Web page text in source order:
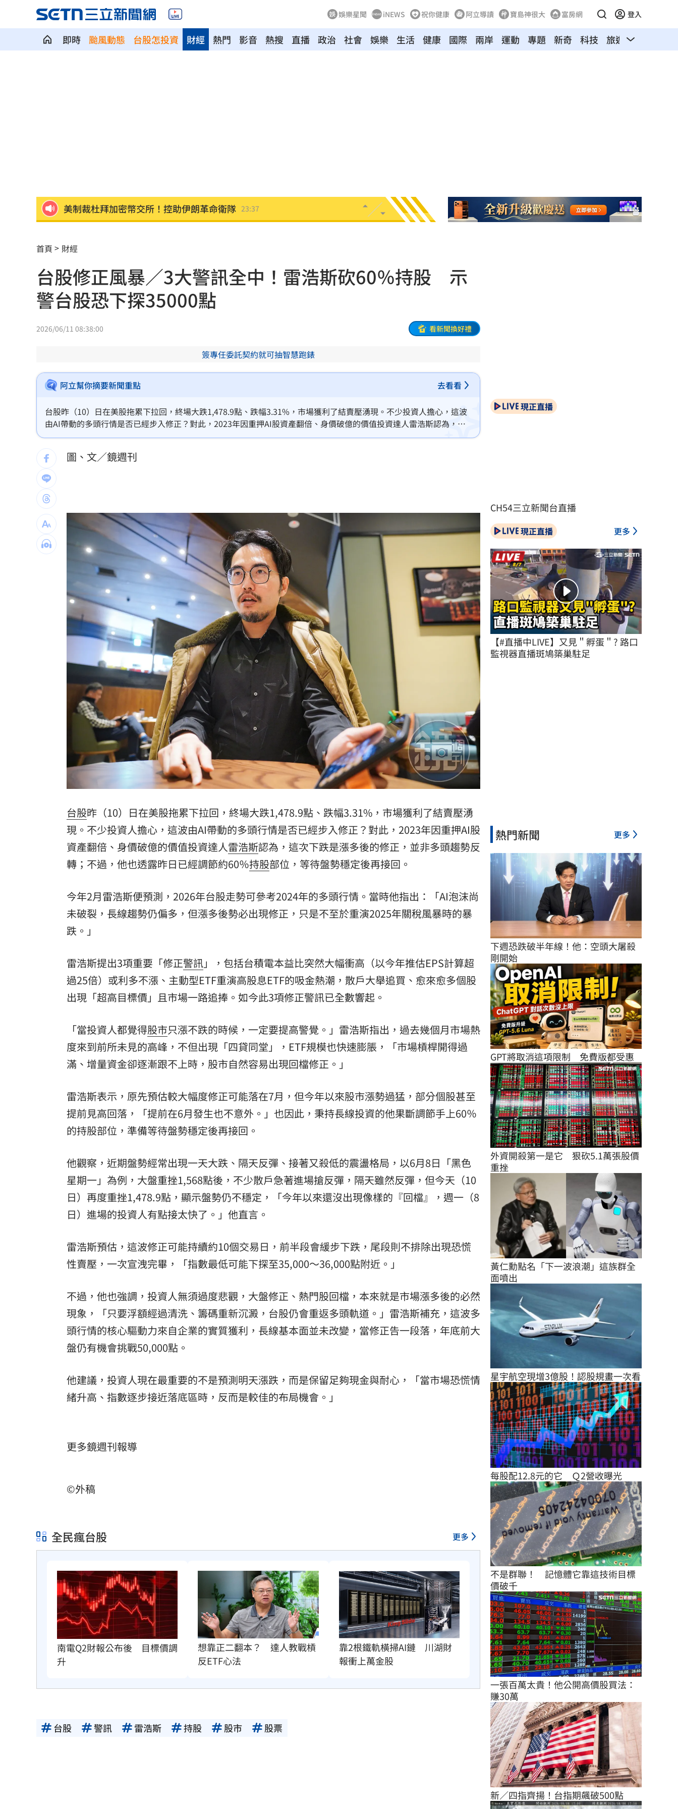
娛樂星聞 iNEWS 祝你健康 阿立導讀 寶島神很大 富房網 登入
即時 颱風動態 台股怎投資 熱門 影音 熱搜 直播 政治 社會 娛樂 生活 健康 國際 兩岸 運動
財經 專題 新奇 科技 旅遊 汽車
美制裁杜拜加密幣交所！控助伊朗革命衛隊 23:37
梅西父親病逝享壽68歲 一路陪伴兒闖足壇
5登山客2025年雪崩失蹤 尼泊爾尋獲遺體 23:29
喝錯傷身！營養師整理喝咖啡「7大守則」
美：東南亞詐騙園區多由中國背景組織主導
拆監獄家書見「叫別人老婆」人妻氣炸
ETF存到2千萬退休！他因1封信重回職場 23:21
社宅包租爆糾紛 房客控業者硬闖屋內趕人
馬斯克蓋地球最大晶圓廠 專家揭3大隱憂 23:09
泰國校園槍擊案增至9死 12歲女童不治 23:07
蔣市政一團糟？活動背板誤植HappiMess
獨／田路路突改口找楊光友 許常德爆內幕
亨特認特權 哽咽談父拜登癌症轉移到骨頭 22:38
台灣彩券開獎直播中 20:31
LIVE三立+24小時直播
三立iNEWS新聞台線上直播 18:00
台彩父親節推新刮刮樂千萬頭獎超「爸」氣 12:00
商場戰國來臨 台中「頂奢大道」逐漸成形 12:00
「拍片人的多重宇宙」職涯論壇9/12登場！ 10:30
8國球員齊聚高雄 Formosa 7s掀足球熱潮 10:00
理想混蛋號召粉絲跨海追星吃美食！
首頁 財經
台股修正風暴／3大警訊全中！雷浩斯砍60％持股 示
警台股恐下探35000點
2026/06/11 08:38:00 看新聞換好禮
簽專任委託契約就可抽智慧跑錶
阿立幫你摘要新聞重點 去看看
台股昨（10）日在美股拖累下拉回，終場大跌1,478.9點、跌幅3.31%，市場獲利了結賣壓湧現。不少投資人擔心，這波
由AI帶動的多頭行情是否已經步入修正？對此，2023年因重押AI股資產翻倍、身價破億的價值投資達人雷浩斯認為，這
次下跌是漲多後的修正，並非多頭趨勢反轉；不過，他也透露昨日已經調節約60％持股部位，等待盤勢穩定後再接回。
圖、文／鏡週刊
台股昨（10）日在美股拖累下拉回，終場大跌1,478.9點、跌幅3.31%，市場獲利了結賣壓湧
現。不少投資人擔心，這波由AI帶動的多頭行情是否已經步入修正？對此，2023年因重押AI股
資產翻倍、身價破億的價值投資達人雷浩斯認為，這次下跌是漲多後的修正，並非多頭趨勢反
轉；不過，他也透露昨日已經調節約60％持股部位，等待盤勢穩定後再接回。
今年2月雷浩斯便預測，2026年台股走勢可參考2024年的多頭行情。當時他指出：「AI泡沫尚
未破裂，長線趨勢仍偏多，但漲多後勢必出現修正，只是不至於重演2025年關稅風暴時的暴
跌。」
雷浩斯提出3項重要「修正警訊」，包括台積電本益比突然大幅衝高（以今年推估EPS計算超
過25倍）或利多不漲、主動型ETF重演高股息ETF的吸金熱潮，散戶大舉追買、愈來愈多個股
出現「超高目標價」且市場一路追捧。如今此3項修正警訊已全數響起。
「當投資人都覺得股市只漲不跌的時候，一定要提高警覺。」雷浩斯指出，過去幾個月市場熱
度來到前所未見的高峰，不但出現「四貸同堂」，ETF規模也快速膨脹，「市場槓桿開得過
滿、增量資金卻逐漸跟不上時，股市自然容易出現回檔修正。」
雷浩斯表示，原先預估較大幅度修正可能落在7月，但今年以來股市漲勢過猛，部分個股甚至
提前見高回落，「提前在6月發生也不意外。」也因此，秉持長線投資的他果斷調節手上60％
的持股部位，準備等待盤勢穩定後再接回。
他觀察，近期盤勢經常出現一天大跌、隔天反彈、接著又殺低的震盪格局，以6月8日「黑色
星期一」為例，大盤重挫1,568點後，不少散戶急著進場搶反彈，隔天雖然反彈，但今天（10
日）再度重挫1,478.9點，顯示盤勢仍不穩定，「今年以來還沒出現像樣的『回檔』，週一（8
日）進場的投資人有點接太快了。」他直言。
雷浩斯預估，這波修正可能持續約10個交易日，前半段會緩步下跌，尾段則不排除出現恐慌
性賣壓，一次宣洩完畢，「指數最低可能下探至35,000～36,000點附近。」
不過，他也強調，投資人無須過度悲觀，大盤修正、熱門股回檔，本來就是市場漲多後的必然
現象，「只要浮額經過清洗、籌碼重新沉澱，台股仍會重返多頭軌道。」雷浩斯補充，這波多
頭行情的核心驅動力來自企業的實質獲利，長線基本面並未改變，當修正告一段落，年底前大
盤仍有機會挑戰50,000點。
他建議，投資人現在最重要的不是預測明天漲跌，而是保留足夠現金與耐心，「當市場恐慌情
緒升高、指數逐步接近落底區時，反而是較佳的布局機會。」
更多鏡週刊報導
©外稿
全民瘋台股 更多
南電Q2財報公布後　目標價調
升
想靠正二翻本？　達人教戰槓
反ETF心法
靠2根鐵軌橫掃AI鏈　川湖財
報衝上萬金股
台股 警訊 雷浩斯 持股 股市 股票
現正直播
CH54三立新聞台直播
現正直播 更多
【#直播中LIVE】又見＂孵蛋＂? 路口
監視器直播斑鳩築巢駐足
熱門新聞 更多
下週恐跌破半年線！他：空頭大屠殺
剛開始
GPT將取消這項限制　免費版都受惠
外資開殺第一是它　狠砍5.1萬張股價
重挫
黃仁勳點名「下一波浪潮」這族群全
面噴出
星宇航空現增3億股！認股規畫一次看
每股配12.8元的它　Ｑ2營收曝光
不是群聯！　記憶體它靠這技術目標
價破千
一張百萬太貴！他公開高價股買法：
賺30萬
新／四指齊揚！台指期飆破500點